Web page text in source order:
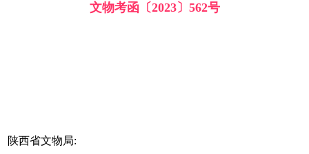
文物考函〔2023〕562号
陕西省文物局: